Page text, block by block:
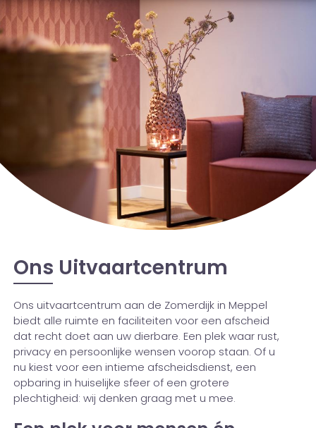
Ons Uitvaartcentrum
Ons uitvaartcentrum aan de Zomerdijk in Meppel
biedt alle ruimte en faciliteiten voor een afscheid
dat recht doet aan uw dierbare. Een plek waar rust,
privacy en persoonlijke wensen voorop staan. Of u
nu kiest voor een intieme afscheidsdienst, een
opbaring in huiselijke sfeer of een grotere
plechtigheid: wij denken graag met u mee.